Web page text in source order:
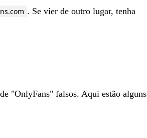
. Se vier de outro lugar, tenha
"OnlyFans" falsos. Aqui estão alguns